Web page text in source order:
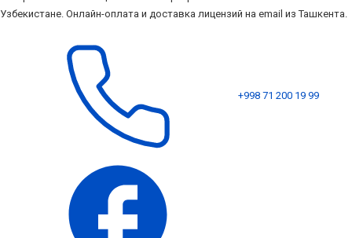
Узбекистане. Онлайн-оплата и доставка лицензий на email из Ташкента.
+998 71 200 19 99